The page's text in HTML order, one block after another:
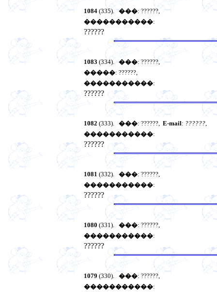
1084 (335).���: ??????,
�����������:
??????
1083 (334).���: ??????,
�����: ??????,
�����������:
??????
1082 (333). ���: ??????, E-mail: ??????,
�����������:
??????
1081 (332). ���: ??????,
�����������:
??????
1080 (331). ���: ??????,
�����������:
??????
1079 (330). ���: ??????,
�����������: